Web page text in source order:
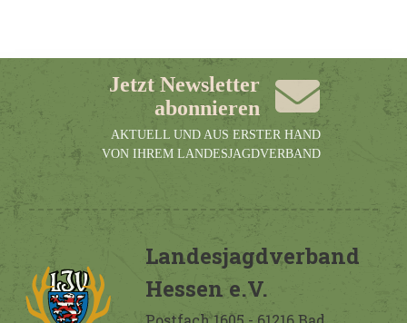
Jetzt Newsletter
abonnieren
AKTUELL UND AUS ERSTER HAND
VON IHREM LANDESJAGDVERBAND
Landesjagdverband
Hessen e.V.